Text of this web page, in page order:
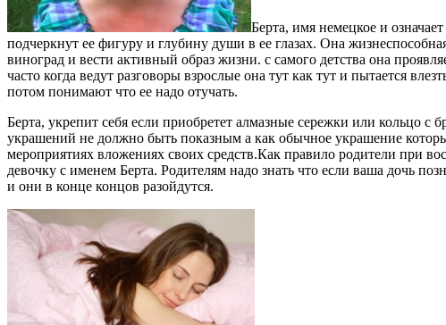
Берта, имя немецкое и
подчеркнут ее фигуру и глубину души в ее глазах. Она
виноград и вести активный образ жизни. с самого детства она
часто когда ведут разговоры взрослые она тут как тут и пытается
потом понимают что ее надо отучать.
Берта, укрепит себя если приобретет алмазные сережки или кольцо
украшений не должно быть показным а как обычное украшение
мероприятиях вложениях своих средств.Как правило родители при
девочку с именем Берта. Родителям надо знать что если ваша дочь
и они в конце концов разойдутся.